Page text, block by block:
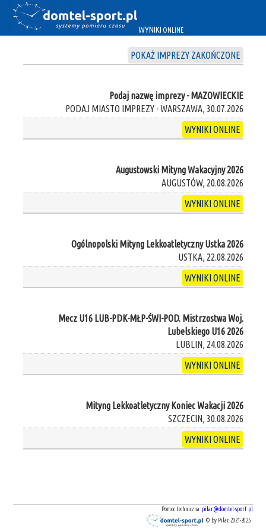
WYNIKI ONLINE
POKAŻ IMPREZY ZAKOŃCZONE
Podaj nazwę imprezy - MAZOWIECKIE
PODAJ MIASTO IMPREZY - WARSZAWA, 30.07.2026
WYNIKI ONLINE
Augustowski Mityng Wakacyjny 2026
AUGUSTÓW, 20.08.2026
WYNIKI ONLINE
Ogólnopolski Mityng Lekkoatletyczny Ustka 2026
USTKA, 22.08.2026
WYNIKI ONLINE
Mecz U16 LUB-PDK-MŁP-ŚWI-POD. Mistrzostwa Woj.
Lubelskiego U16 2026
LUBLIN, 24.08.2026
WYNIKI ONLINE
Mityng Lekkoatletyczny Koniec Wakacji 2026
SZCZECIN, 30.08.2026
WYNIKI ONLINE
Pomoc techniczna: pilar@domtel-sport.pl
© by Pilar 2021-2025